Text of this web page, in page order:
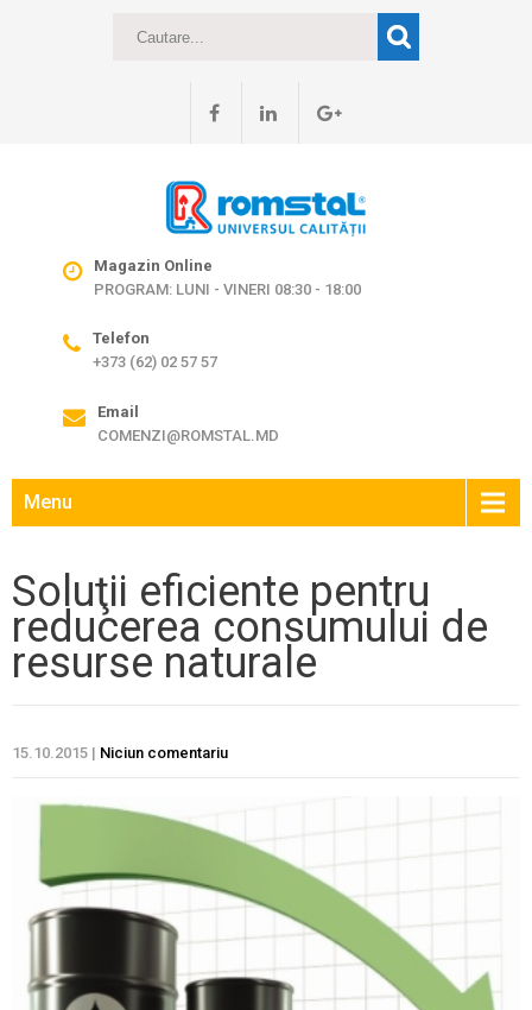
Magazin Online
PROGRAM: LUNI - VINERI 08:30 - 18:00
Telefon
+373 (62) 02 57 57
Email
COMENZI@ROMSTAL.MD
Menu
Soluţii eficiente pentru
reducerea consumului de
resurse naturale
15.10.2015 | Niciun comentariu